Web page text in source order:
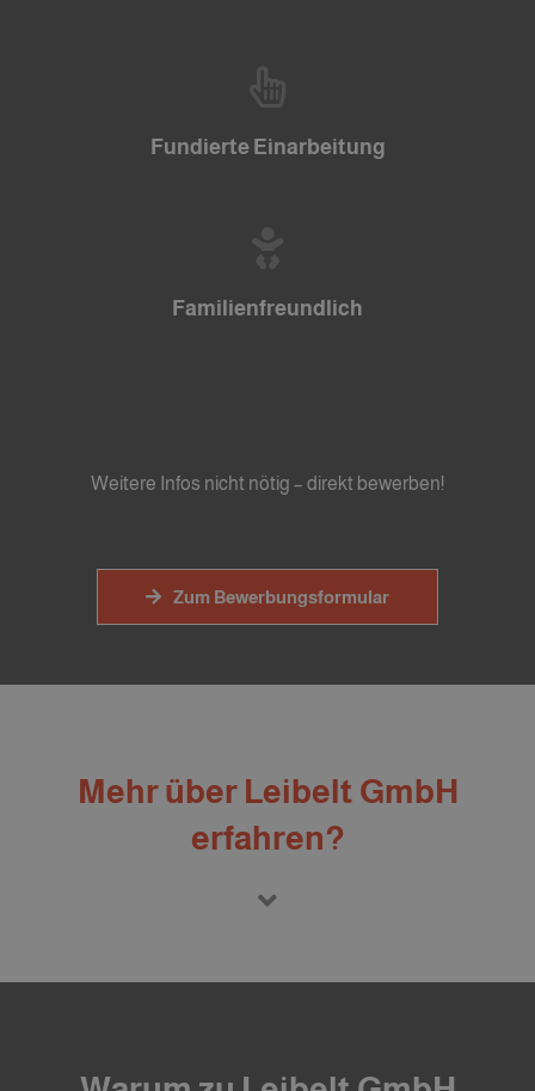
Fundierte Einarbeitung
Familienfreundlich
Weitere Infos nicht nötig – direkt bewerben!
Zum Bewerbungsformular
Mehr über Leibelt GmbH
erfahren?